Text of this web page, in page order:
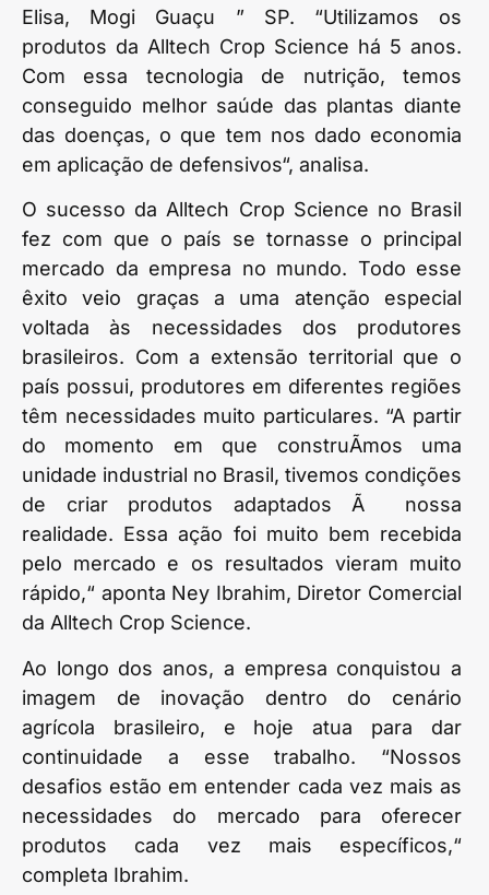
Elisa, Mogi Guaçu ” SP. “Utilizamos os
produtos da Alltech Crop Science há 5 anos.
Com essa tecnologia de nutrição, temos
conseguido melhor saúde das plantas diante
das doenças, o que tem nos dado economia
em aplicação de defensivos“, analisa.
O sucesso da Alltech Crop Science no Brasil
fez com que o país se tornasse o principal
mercado da empresa no mundo. Todo esse
êxito veio graças a uma atenção especial
voltada às necessidades dos produtores
brasileiros. Com a extensão territorial que o
país possui, produtores em diferentes regiões
têm necessidades muito particulares. “A partir
do momento em que construÃ­mos uma
unidade industrial no Brasil, tivemos condições
de criar produtos adaptados Ã nossa
realidade. Essa ação foi muito bem recebida
pelo mercado e os resultados vieram muito
rápido,“ aponta Ney Ibrahim, Diretor Comercial
da Alltech Crop Science.
Ao longo dos anos, a empresa conquistou a
imagem de inovação dentro do cenário
agrícola brasileiro, e hoje atua para dar
continuidade a esse trabalho. “Nossos
desafios estão em entender cada vez mais as
necessidades do mercado para oferecer
produtos cada vez mais específicos,“
completa Ibrahim.